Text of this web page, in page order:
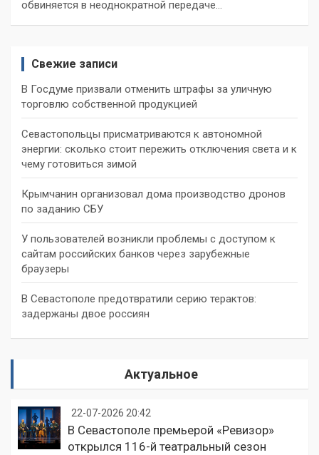
обвиняется в неоднократной передаче…
Свежие записи
В Госдуме призвали отменить штрафы за уличную
торговлю собственной продукцией
Севастопольцы присматриваются к автономной
энергии: сколько стоит пережить отключения света и к
чему готовиться зимой
Крымчанин организовал дома производство дронов
по заданию СБУ
У пользователей возникли проблемы с доступом к
сайтам российских банков через зарубежные
браузеры
В Севастополе предотвратили серию терактов:
задержаны двое россиян
Актуальное
22-07-2026 20:42
В Севастополе премьерой «Ревизор»
открылся 116-й театральный сезон